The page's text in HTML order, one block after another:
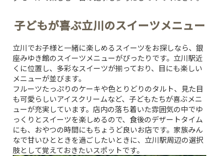
子どもが喜ぶ立川のスイーツメニュー
立川でお子様と一緒に楽しめるスイーツをお探しなら、 銀
座みゆき館のスイーツメニューがぴったりです。立川駅近
くに位置し、多彩なスイーツが揃っており、目にも楽しい
メニューが並びます。
フルーツたっぷりのケーキや色とりどりのタルト、見た目
も可愛らしいアイスクリームなど、子どもたちが喜ぶメニ
ューが充実しています。店内の落ち着いた雰囲気の中でゆ
っくりとスイーツを楽しめるので、食後のデザートタイム
にも、おやつの時間にもちょうど良いお店です。家族みん
なで甘いひとときを過ごしたいときに、立川駅周辺の選択
肢として覚えておきたいスポットです。